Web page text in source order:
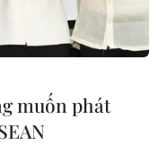
muốn phát